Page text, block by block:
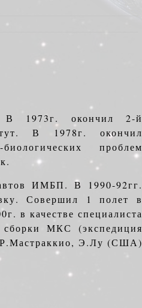
В 1973г. окончил 2-й
В 1978г. окончил
проблем
ИМБП. В 1990-92гг.
Совершил 1 полет в
в качестве специалиста
МКС (экспедиция
Р.Мастраккио, Э.Лу (США)